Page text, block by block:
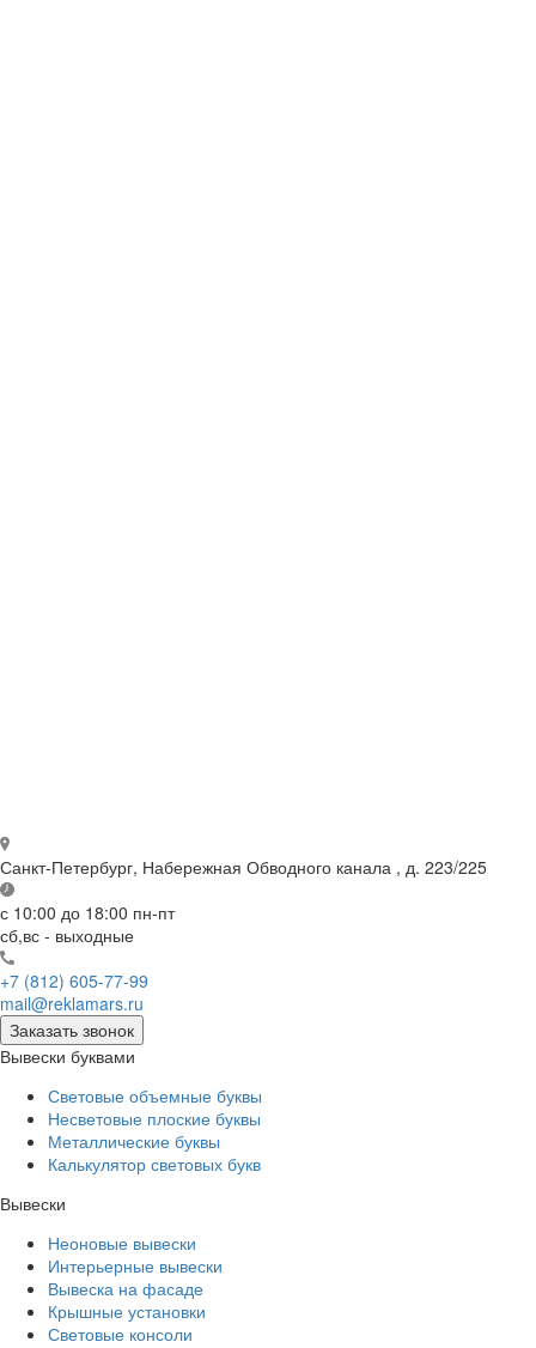
Санкт-Петербург, Набережная Обводного канала , д. 223/225
с 10:00 до 18:00 пн-пт
сб,вс - выходные
+7 (812) 605-77-99
mail@reklamars.ru
Заказать звонок
Вывески буквами
Световые объемные буквы
Несветовые плоские буквы
Металлические буквы
Калькулятор световых букв
Вывески
Неоновые вывески
Интерьерные вывески
Вывеска на фасаде
Крышные установки
Световые консоли